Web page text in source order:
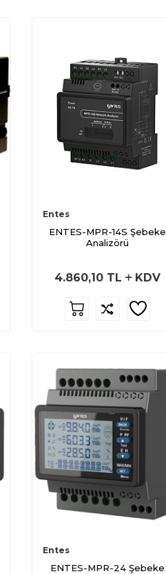
Entes
ENTES-MPR-14S Şebeke
Analizörü
4.860,10 TL KDV
Entes
ENTES-MPR-24 Şebeke